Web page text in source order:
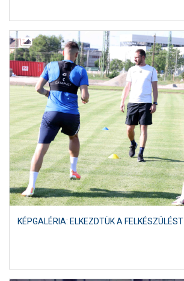
KÉPGALÉRIA: ELKEZDTÜK A FELKÉSZÜLÉST